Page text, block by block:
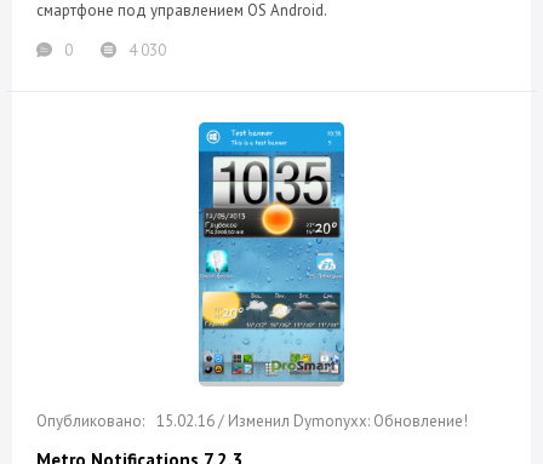
смартфоне под управлением OS Android.
0
4 030
15.02.16 / Изменил Dymonyxx: Обновление!